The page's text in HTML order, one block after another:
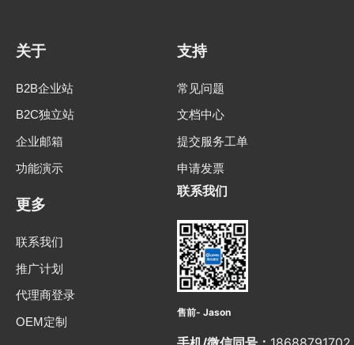
关于
B2B企业站
B2C独立站
企业邮箱
功能演示
支持
常见问题
文档中心
提交服务工单
申请发票
更多
联系我们
推广计划
代理商登录
OEM定制
联系我们
售前- Jason